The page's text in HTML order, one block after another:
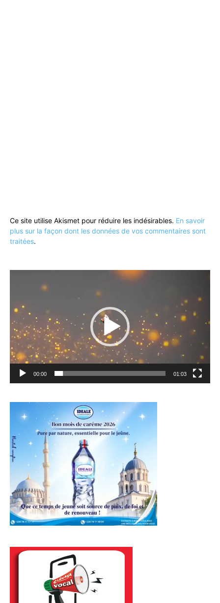
Ce site utilise Akismet pour réduire les indésirables. En savoir
plus sur la façon dont les données de vos commentaires sont
traitées.
00:00 01:03